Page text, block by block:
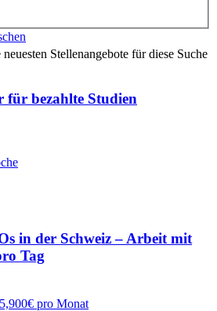
Stellenangebote für diese Suche
für bezahlte Studien
in der Schweiz – Arbeit mit
Tag
pro Monat